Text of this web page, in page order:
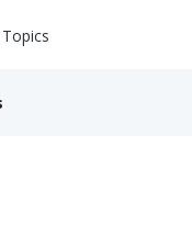
潛在健康益處上有
、LCTs 和
的不同，以及它們